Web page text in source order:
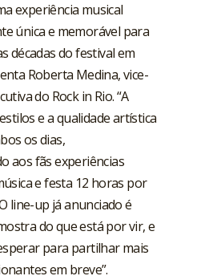
experiência musical
única e memorável para
décadas do festival em
Roberta Medina, vice-
do Rock in Rio. “A
e a qualidade artística
os dias,
aos fãs experiências
e festa 12 horas por
line-up já anunciado é
do que está por vir, e
para partilhar mais
em breve”.